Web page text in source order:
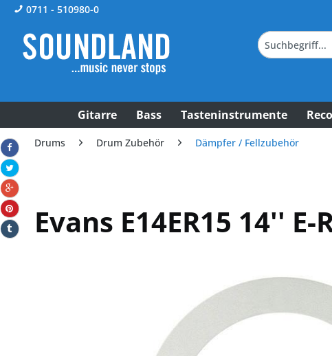
0711 - 510980-0
Gitarre Bass Tasteninstrumente
Drums Drum Zubehör Dämpfer / Fellzubehör
Evans E14ER15 14'' E-